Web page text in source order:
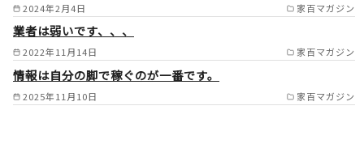
2024年2月4日 家百マガジン
2022年11月14日 家百マガジン
業者は弱いです、、、
2025年11月10日 家百マガジン
情報は自分の脚で稼ぐのが一番です。